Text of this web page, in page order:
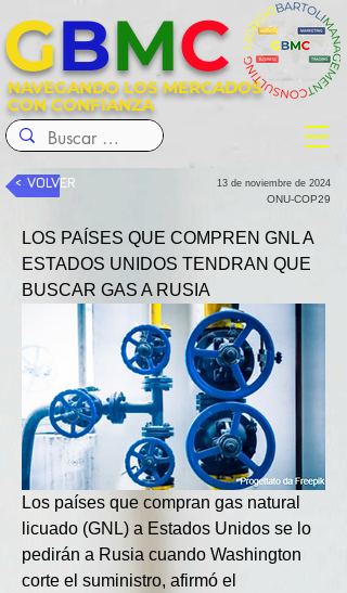
NAVEGANDO LOS MERCADOS
CON CONFIANZA
GBMC
< VOLVER 13 de noviembre de 2024
ONU-COP29
LOS PAÍSES QUE COMPREN GNL A
ESTADOS UNIDOS TENDRAN QUE
BUSCAR GAS A RUSIA
Los países que compran gas natural
licuado (GNL) a Estados Unidos se lo
pedirán a Rusia cuando Washington
corte el suministro, afirmó el